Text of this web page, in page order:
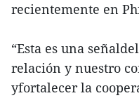
recientemente en
“Esta es una
relación y nuestro
yfortalecer la